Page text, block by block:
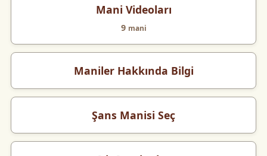
Mani Videoları
9 mani
Maniler Hakkında Bilgi
Şans Manisi Seç